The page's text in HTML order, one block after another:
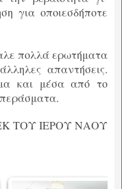
για οποιεσδήποτε
πολλά ερωτήματα
απαντήσεις.
και μέσα από το
ΤΟΥ ΙΕΡΟΥ ΝΑΟΥ